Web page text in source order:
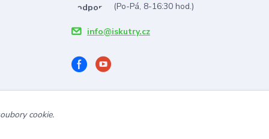
(Po-Pá, 8-16:30 hod.)
info@iskutry.cz
cookie.